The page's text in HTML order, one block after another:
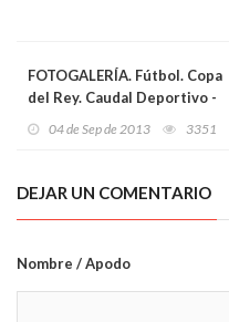
FOTOGALERÍA. Fútbol. Copa
del Rey. Caudal Deportivo -
04 de Sep de 2013 3351
DEJAR UN COMENTARIO
Nombre / Apodo